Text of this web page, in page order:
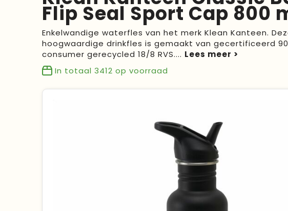
Flip Seal Sport Cap 800
Enkelwandige waterfles van het merk Klean Kanteen.
hoogwaardige drinkfles is gemaakt van gecertificeerd
consumer gerecycled 18/8 RVS....
In totaal 3412 op voorraad